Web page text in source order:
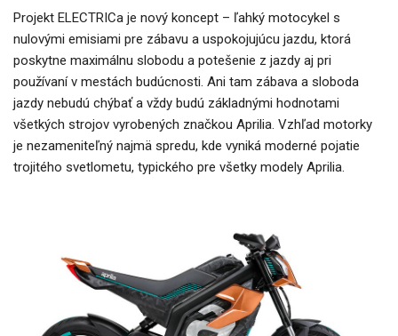
Projekt ELECTRICa je nový koncept – ľahký motocykel s
nulovými emisiami pre zábavu a uspokojujúcu jazdu, ktorá
poskytne maximálnu slobodu a potešenie z jazdy aj pri
používaní v mestách budúcnosti. Ani tam zábava a sloboda
jazdy nebudú chýbať a vždy budú základnými hodnotami
všetkých strojov vyrobených značkou Aprilia. Vzhľad motorky
je nezameniteľný najmä spredu, kde vyniká moderné pojatie
trojitého svetlometu, typického pre všetky modely Aprilia.